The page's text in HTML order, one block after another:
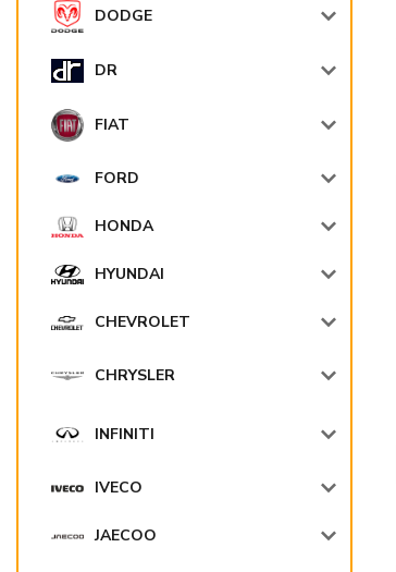
DODGE
DR
FIAT
FORD
HONDA
HYUNDAI
CHEVROLET
CHRYSLER
INFINITI
IVECO
JAECOO